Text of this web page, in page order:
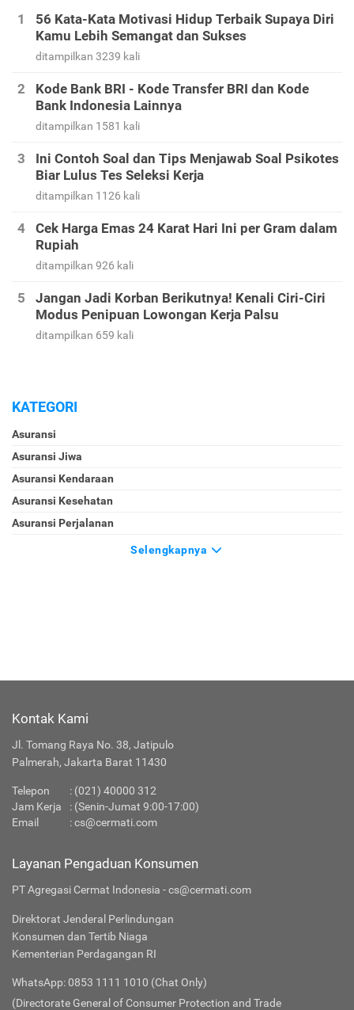
56 Kata-Kata Motivasi Hidup Terbaik Supaya Diri
Kamu Lebih Semangat dan Sukses
ditampilkan 3239 kali
Kode Bank BRI - Kode Transfer BRI dan Kode
Bank Indonesia Lainnya
ditampilkan 1581 kali
Ini Contoh Soal dan Tips Menjawab Soal Psikotes
Biar Lulus Tes Seleksi Kerja
ditampilkan 1126 kali
Cek Harga Emas 24 Karat Hari Ini per Gram dalam
Rupiah
ditampilkan 926 kali
Jangan Jadi Korban Berikutnya! Kenali Ciri-Ciri
Modus Penipuan Lowongan Kerja Palsu
ditampilkan 659 kali
KATEGORI
Asuransi
Asuransi Jiwa
Asuransi Kendaraan
Asuransi Kesehatan
Asuransi Perjalanan
Selengkapnya
Kontak Kami
Jl. Tomang Raya No. 38, Jatipulo
Palmerah, Jakarta Barat 11430
Telepon : (021) 40000 312
Jam Kerja
: (Senin-Jumat 9:00-17:00)
Email
:cs@cermati.com
Layanan Pengaduan Konsumen
PT Agregasi Cermat Indonesia - cs@cermati.com
Direktorat Jenderal Perlindungan
Konsumen dan Tertib Niaga
Kementerian Perdagangan RI
WhatsApp: 0853 1111 1010 (Chat Only)
(Directorate General of Consumer Protection and Trade